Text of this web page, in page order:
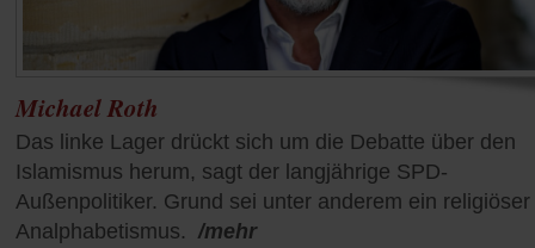
Michael Roth
Das linke Lager drückt sich um die Debatte über den
Islamismus herum, sagt der langjährige SPD-
Außenpolitiker. Grund sei unter anderem ein religiöser
Analphabetismus. /mehr